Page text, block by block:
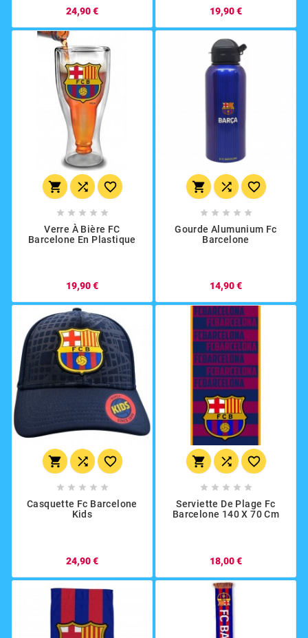
24,90 € 19,90 €
  
    
Verre À Bière FC
Barcelone En Plastique
19,90 €
  
    
Gourde Alumunium Fc
Barcelone
14,90 €
  
    
Casquette Fc Barcelone
Kids
24,90 €
  
    
Serviette De Plage Fc
Barcelone 140 X 70 Cm
18,00 €